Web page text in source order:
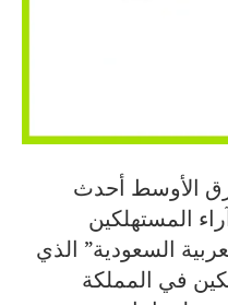
الأوسط أحدث
المستهلكين
العربية السعودية” الذي
في المملكة